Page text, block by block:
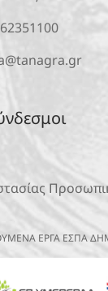
ΕΡΓΑ ΕΣΠΑ